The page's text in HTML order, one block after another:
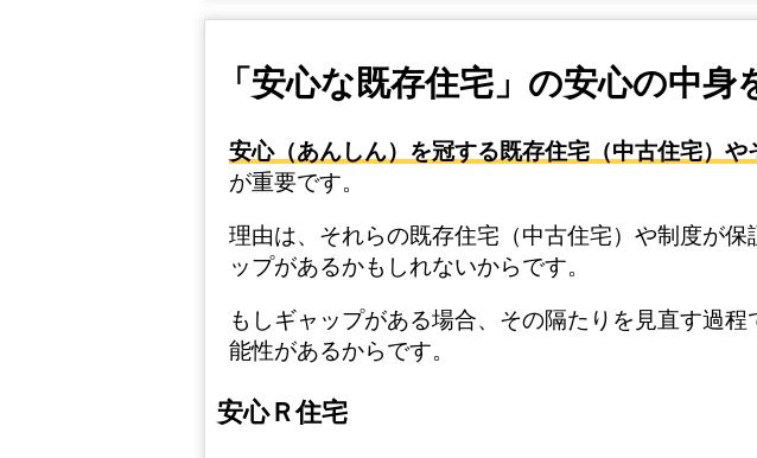
「安心な既存住宅」の安心の中身
安心（あんしん）を冠する既存住宅（中古住宅）
が重要です。
理由は、それらの既存住宅（中古住宅）や制度が
ップがあるかもしれないからです。
もしギャップがある場合、その隔たりを見直す過
能性があるからです。
安心Ｒ住宅